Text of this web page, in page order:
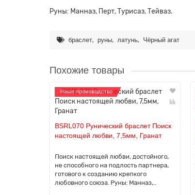
Руны: Манназ, Перт, Турисаз, Тейваз.
браслет, руны, латунь, Чёрный агат
Похожие товары
Наше производство
BSRL070 Рунический браслет Поиск
настоящей любви, 7,5мм, Гранат
Поиск настоящей любви, достойного,
не способного на подлость партнера,
готового к созданию крепкого
любовного союза. Руны: Манназ,..